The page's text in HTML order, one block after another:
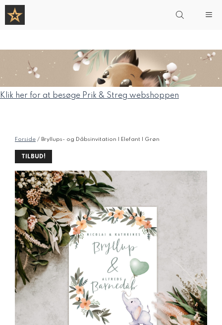
Hop
indhold
Klik her for at besøge Prik & Streg webshoppen
Forside / Bryllups- og Dåbsinvitation | Elefant | Grøn
TILBUD!